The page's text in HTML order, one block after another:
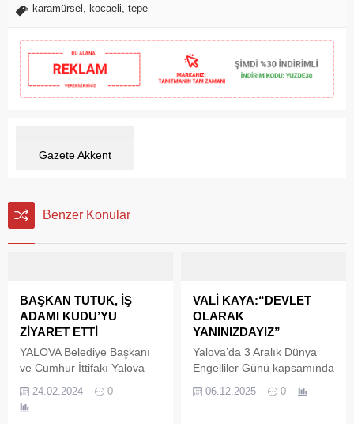
karamürsel kocaeli tepe
Gazete Akkent
Benzer Konular
BAŞKAN TUTUK, İŞ
ADAMI KUDU’YU
ZİYARET ETTİ
YALOVA Belediye Başkanı
ve Cumhur İttifakı Yalova
Mustafa Tutuk, Kudu
Kafe’de iş adamı Kani
24.02.2024 0
VALİ KAYA:“DEVLET
OLARAK
YANINIZDAYIZ”
Yalova’da 3 Aralık Dünya
Engelliler Günü kapsamında
kesmeden sürüyor. Kentte
06.12.2025 0